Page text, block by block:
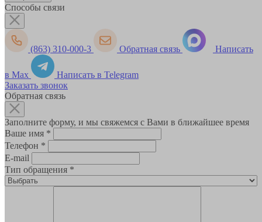
Способы связи
(863) 310-000-3 Обратная связь Написать
в Max
Написать в Telegram
Заказать звонок
Обратная связь
Заполните форму, и мы свяжемся с Вами в ближайшее время
Ваше имя *
Телефон *
E-mail
Тип обращения *